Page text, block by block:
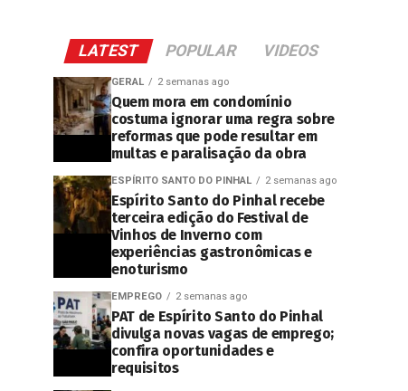
LATEST POPULAR VIDEOS
GERAL 2 semanas ago
Quem mora em condomínio
costuma ignorar uma regra sobre
reformas que pode resultar em
multas e paralisação da obra
ESPÍRITO SANTO DO PINHAL 2 semanas ago
Espírito Santo do Pinhal recebe
terceira edição do Festival de
Vinhos de Inverno com
experiências gastronômicas e
enoturismo
EMPREGO 2 semanas ago
PAT de Espírito Santo do Pinhal
divulga novas vagas de emprego;
confira oportunidades e
requisitos